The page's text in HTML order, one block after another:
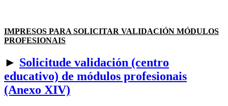
IMPRESOS PARA SOLICITAR VALIDACIÓN MÓDULOS
PROFESIONAIS
► Solicitude validación (centro
educativo) de módulos profesionais
(Anexo XIV)